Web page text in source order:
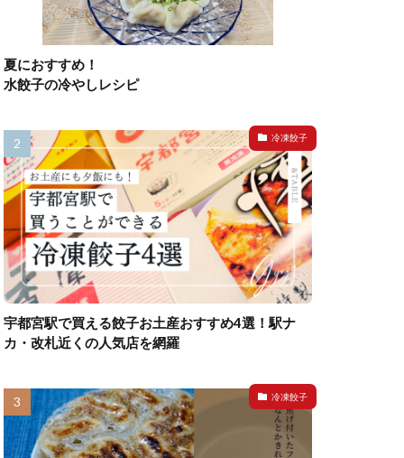
夏におすすめ！
水餃子の冷やしレシピ
冷凍餃子
宇都宮駅で買える餃子お土産おすすめ4選！駅ナ
カ・改札近くの人気店を網羅
冷凍餃子